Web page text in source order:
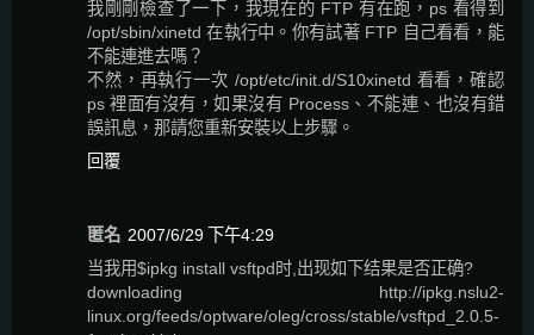
我剛剛檢查了一下，我現在的 FTP 有在跑，ps 看得到
/opt/sbin/xinetd 在執行中。你有試著 FTP 自己看看，能
不能連進去嗎？
不然，再執行一次 /opt/etc/init.d/S10xinetd 看看，確認
ps 裡面有沒有，如果沒有 Process、不能連、也沒有錯
誤訊息，那請您重新安裝以上步驟。
回覆
匿名 2007/6/29 下午4:29
当我用$ipkg install vsftpd时,出现如下结果是否正确?
downloading http://ipkg.nslu2-
linux.org/feeds/optware/oleg/cross/stable/vsftpd_2.0.5-